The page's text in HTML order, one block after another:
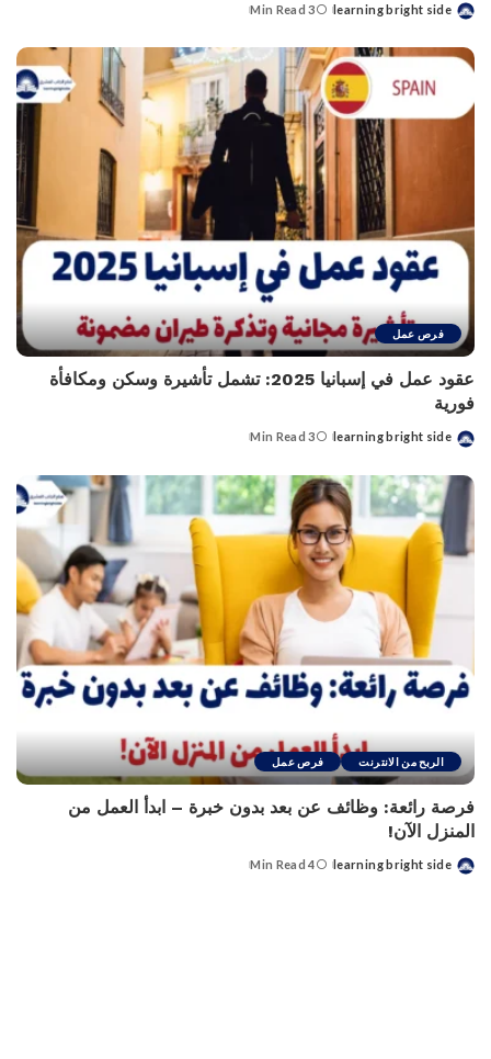
Posted
learning bright side
3 Min Read
فرص عمل
عقود عمل في إسبانيا 2025: تشمل تأشيرة وسكن ومكافأة
فورية
Posted
learning bright side
3 Min Read
الربح من الانترنت فرص عمل
فرصة رائعة: وظائف عن بعد بدون خبرة – ابدأ العمل من
المنزل الآن!
Posted
learning bright side
4 Min Read